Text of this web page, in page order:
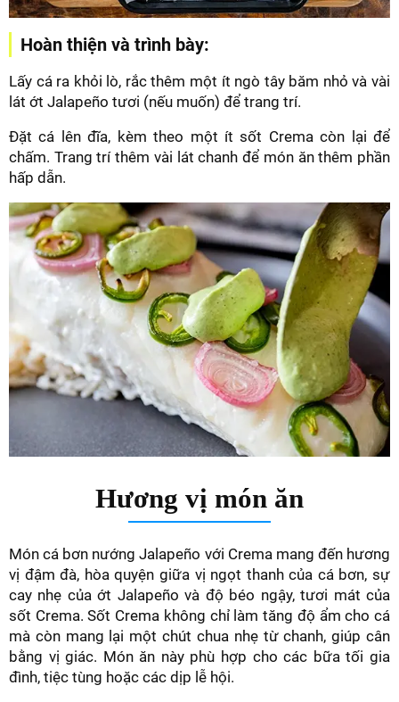
Hoàn thiện và trình bày:
Lấy cá ra khỏi lò, rắc thêm một ít ngò tây băm nhỏ và vài
lát ớt Jalapeño tươi (nếu muốn) để trang trí.
Đặt cá lên đĩa, kèm theo một ít sốt Crema còn lại để
chấm. Trang trí thêm vài lát chanh để món ăn thêm phần
hấp dẫn.
Hương vị món ăn
Món cá bơn nướng Jalapeño với Crema mang đến hương
vị đậm đà, hòa quyện giữa vị ngọt thanh của cá bơn, sự
cay nhẹ của ớt Jalapeño và độ béo ngậy, tươi mát của
sốt Crema. Sốt Crema không chỉ làm tăng độ ẩm cho cá
mà còn mang lại một chút chua nhẹ từ chanh, giúp cân
bằng vị giác. Món ăn này phù hợp cho các bữa tối gia
đình, tiệc tùng hoặc các dịp lễ hội.